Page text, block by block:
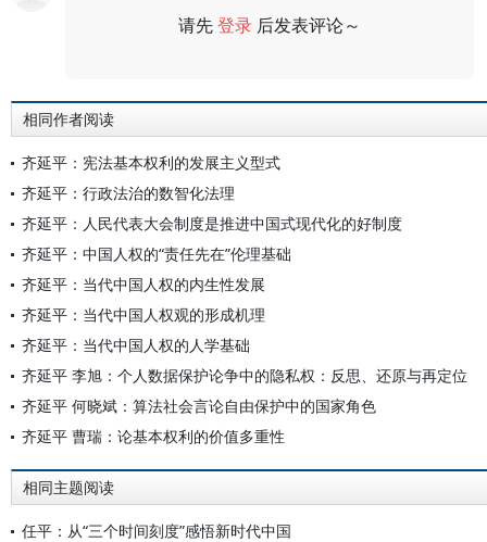
请先登录 后发表评论～
相同作者阅读
齐延平：宪法基本权利的发展主义型式
齐延平：行政法治的数智化法理
齐延平：人民代表大会制度是推进中国式现代化的好制度
齐延平：中国人权的“责任先在”伦理基础
齐延平：当代中国人权的内生性发展
齐延平：当代中国人权观的形成机理
齐延平：当代中国人权的人学基础
齐延平 李旭：个人数据保护论争中的隐私权：反思、还原与再定位
齐延平 何晓斌：算法社会言论自由保护中的国家角色
齐延平 曹瑞：论基本权利的价值多重性
相同主题阅读
任平：从“三个时间刻度”感悟新时代中国